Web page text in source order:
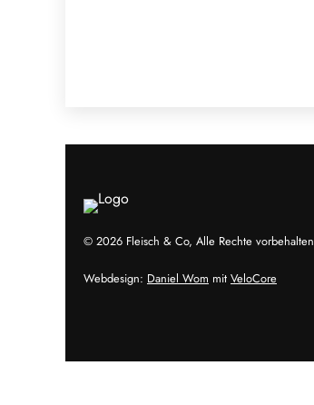
© 2026 Fleisch & Co, Alle Rechte vorbehalten
Webdesign: Daniel Wom mit VeloCore